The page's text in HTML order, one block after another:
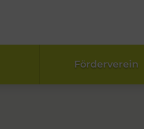
Förderverein